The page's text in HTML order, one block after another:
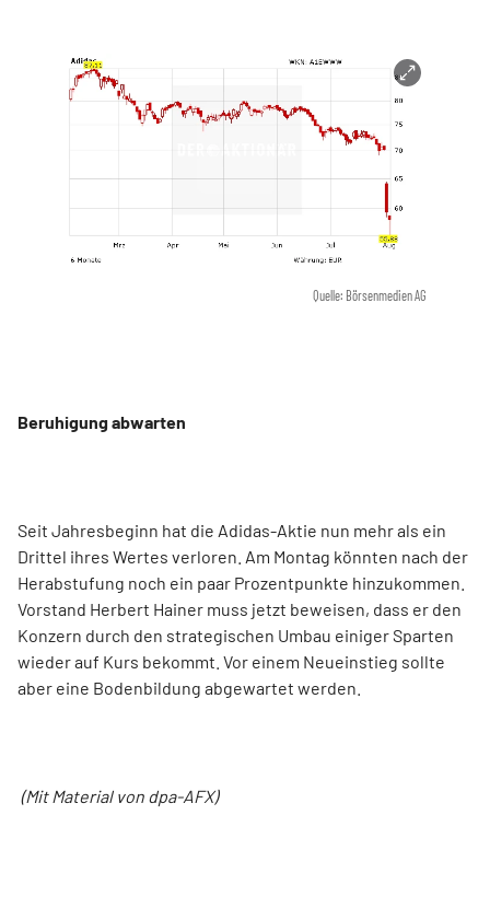
Quelle: Börsenmedien AG
Beruhigung abwarten
Seit Jahresbeginn hat die Adidas-Aktie nun mehr als ein
Drittel ihres Wertes verloren. Am Montag könnten nach der
Herabstufung noch ein paar Prozentpunkte hinzukommen.
Vorstand Herbert Hainer muss jetzt beweisen, dass er den
Konzern durch den strategischen Umbau einiger Sparten
wieder auf Kurs bekommt. Vor einem Neueinstieg sollte
aber eine Bodenbildung abgewartet werden.
(Mit Material von dpa-AFX)